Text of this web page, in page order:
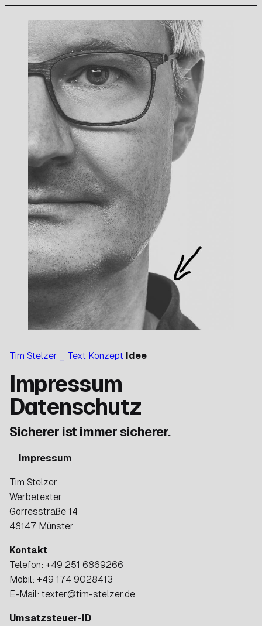
Tim Stelzer _ Text Konzept Idee
Impressum
Datenschutz
Sicherer ist immer sicherer.
Impressum
Tim Stelzer
Werbetexter
Görresstraße 14
48147 Münster
Kontakt
Telefon: +49 251 6869266
Mobil: +49 174 9028413
E-Mail: texter@tim-stelzer.de
Umsatzsteuer-ID